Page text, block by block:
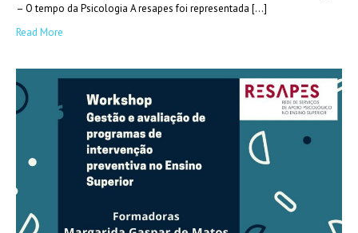
– O tempo da Psicologia A resapes foi representada […]
Read More